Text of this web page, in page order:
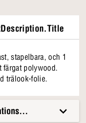
stapelbara, och 1
färgat polywood.
trälook-folie.